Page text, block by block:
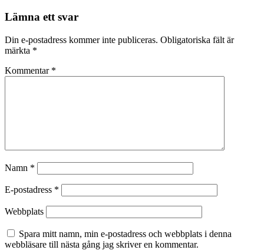
Lämna ett svar
Din e-postadress kommer inte publiceras. Obligatoriska fält är
märkta *
Kommentar *
Namn *
E-postadress *
Webbplats
Spara mitt namn, min e-postadress och webbplats i denna
webbläsare till nästa gång jag skriver en kommentar.